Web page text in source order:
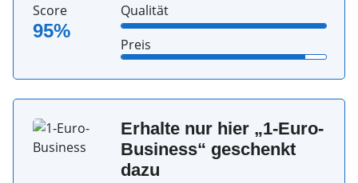
Score
95%
Qualität
Preis
Erhalte nur hier „1-Euro-
Business“ geschenkt
dazu